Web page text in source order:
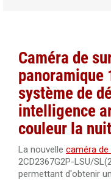
Câble RJ45 droit
Câble RJ45 droit
Câble RJ45 droit
Câble RJ45 droit
Caméra de
panoramique
système de
intelligence
couleur la nuit
La nouvelle caméra de
2CD2367G2P-LSU/
permettant d'obtenir